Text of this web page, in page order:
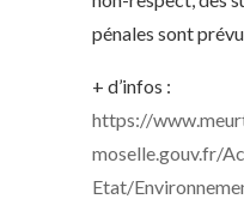
pénales sont
+ d’infos :
https://
moselle.gouv.fr/
Etat/